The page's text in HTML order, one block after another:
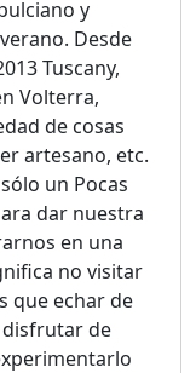
y
Desde
Tuscany,
Volterra,
de cosas
artesano, etc.
un Pocas
dar nuestra
en una
no visitar
que echar de
disfrutar de